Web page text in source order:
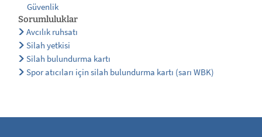
Güvenlik
Sorumluluklar
Avcılık ruhsatı
Silah yetkisi
Silah bulundurma kartı
Spor atıcıları için silah bulundurma kartı (sarı WBK)